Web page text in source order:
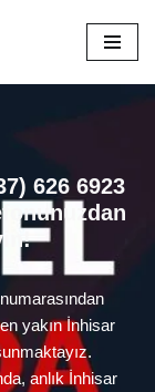
626 6923
numarasından
yakın İnhisar
anlık İnhisar